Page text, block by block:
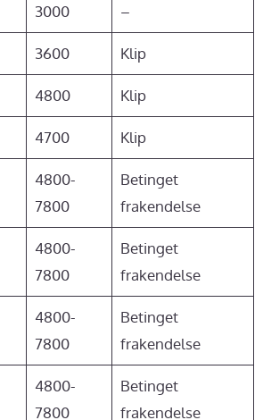
3000 –
3600 Klip
4800 Klip
4700 Klip
4800-
7800
Betinget
frakendelse
4800-
7800
Betinget
frakendelse
4800-
7800
Betinget
frakendelse
4800-
7800
Betinget
frakendelse